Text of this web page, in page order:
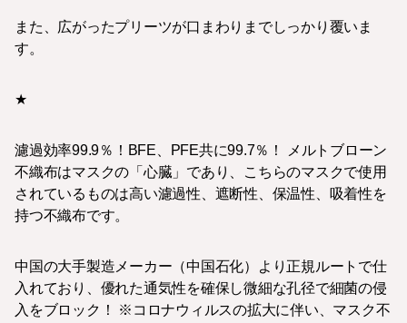
また、広がったプリーツが口まわりまでしっかり覆いま
す。
★
濾過効率99.9％！BFE、PFE共に99.7％！ メルトブローン
不織布はマスクの「心臓」であり、こちらのマスクで使用
されているものは高い濾過性、遮断性、保温性、吸着性を
持つ不織布です。
中国の大手製造メーカー（中国石化）より正規ルートで仕
入れており、優れた通気性を確保し微細な孔径で細菌の侵
入をブロック！ ※コロナウィルスの拡大に伴い、マスク不